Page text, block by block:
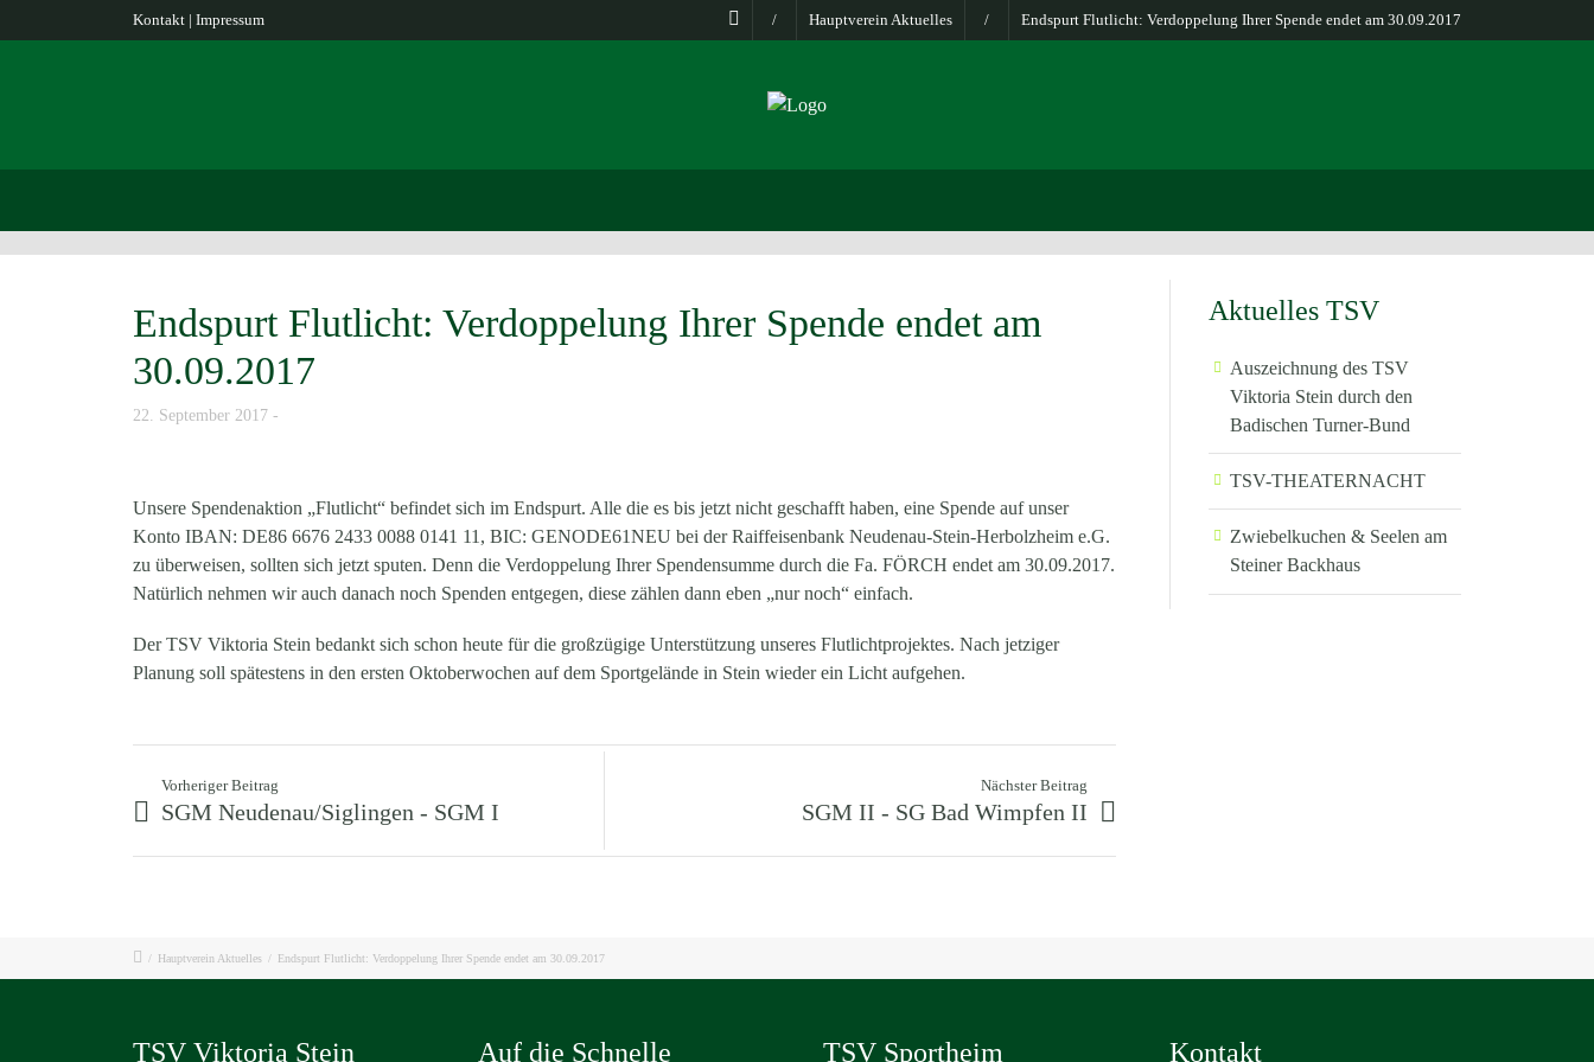
Kontakt | Impressum / Hauptverein Aktuelles / Endspurt Flutlicht: Verdoppelung Ihrer Spende endet am 30.09.2017
Endspurt Flutlicht: Verdoppelung Ihrer Spende endet am
30.09.2017
22. September 2017
Unsere Spendenaktion „Flutlicht“ befindet sich im Endspurt. Alle die es bis jetzt nicht geschafft haben, eine Spende auf unser
Konto IBAN: DE86 6676 2433 0088 0141 11, BIC: GENODE61NEU bei der Raiffeisenbank Neudenau-Stein-Herbolzheim e.G.
zu überweisen, sollten sich jetzt sputen. Denn die Verdoppelung Ihrer Spendensumme durch die Fa. FÖRCH endet am 30.09.2017.
Natürlich nehmen wir auch danach noch Spenden entgegen, diese zählen dann eben „nur noch“ einfach.
Der TSV Viktoria Stein bedankt sich schon heute für die großzügige Unterstützung unseres Flutlichtprojektes. Nach jetziger
Planung soll spätestens in den ersten Oktoberwochen auf dem Sportgelände in Stein wieder ein Licht aufgehen.
Vorheriger Beitrag
SGM Neudenau/Siglingen - SGM I
Nächster Beitrag
SGM II - SG Bad Wimpfen II
Aktuelles TSV
Auszeichnung des TSV
Viktoria Stein durch den
Badischen Turner-Bund
TSV-THEATERNACHT
Zwiebelkuchen & Seelen am
Steiner Backhaus
/ Hauptverein Aktuelles / Endspurt Flutlicht: Verdoppelung Ihrer Spende endet am 30.09.2017
TSV Viktoria Stein Auf die Schnelle TSV Sportheim Kontakt